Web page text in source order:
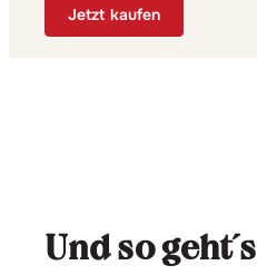
Jetzt kaufen
Und so geht´s